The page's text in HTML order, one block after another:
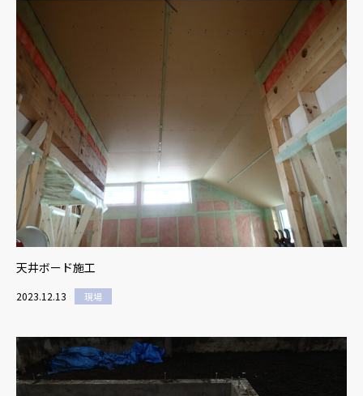
天井ボード施工
2023.12.13 現場